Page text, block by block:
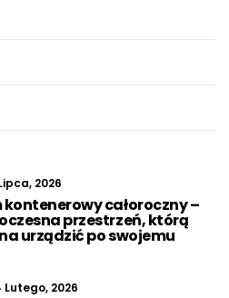
2026
kontenerowy całoroczny –
przestrzeń, którą
urządzić po swojemu
Lutego, 2026